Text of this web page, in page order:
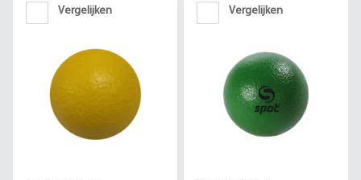
Vergelijken Vergelijken